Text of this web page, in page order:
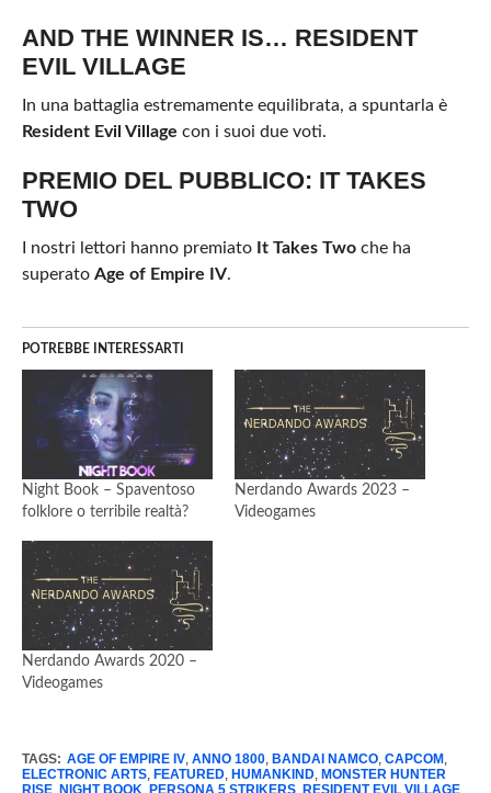
AND THE WINNER IS… RESIDENT
EVIL VILLAGE
In una battaglia estremamente equilibrata, a spuntarla è
Resident Evil Village con i suoi due voti.
PREMIO DEL PUBBLICO: IT TAKES
TWO
I nostri lettori hanno premiato It Takes Twoche ha
superato Age of Empire IV.
POTREBBE INTERESSARTI
Night Book – Spaventoso
folklore o terribile realtà?
Nerdando Awards 2023 –
Videogames
Nerdando Awards 2020 –
Videogames
TAGS: AGE OF EMPIRE IV, ANNO 1800, BANDAI NAMCO, CAPCOM,
ELECTRONIC ARTS, FEATURED, HUMANKIND, MONSTER HUNTER
RISE, NIGHT BOOK PERSONA 5 STRIKERS, RESIDENT EVIL VILLAGE,